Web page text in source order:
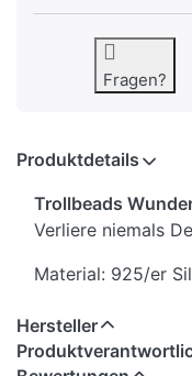
Fragen?
Produktdetails
Trollbeads
Verliere niemals
Material: 925/er
Hersteller